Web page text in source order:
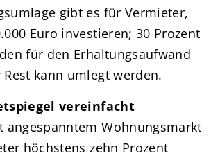
gibt es für Vermieter,
Euro investieren; 30 Prozent
für den Erhaltungsaufwand
kann umlegt werden.
vereinfacht
angespanntem Wohnungsmarkt
höchstens zehn Prozent